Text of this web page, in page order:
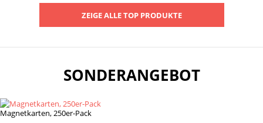
ZEIGE ALLE TOP PRODUKTE
SONDERANGEBOT
Magnetkarten, 250er-Pack